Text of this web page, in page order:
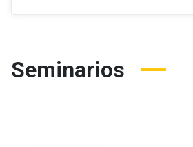
Seminarios